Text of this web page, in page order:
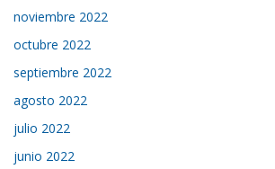
noviembre 2022
octubre 2022
septiembre 2022
agosto 2022
julio 2022
junio 2022